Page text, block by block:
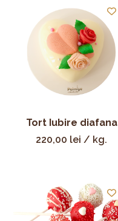
Tort Iubire diafana
220,00 lei / kg.